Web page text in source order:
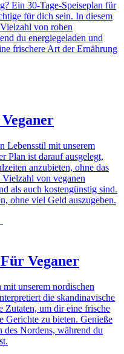
Ein 30-Tage-Speiseplan für
für dich sein. In diesem
von rohen
du energiegeladen und
frischere Art der Ernährung
Lebensstil mit unserem
Plan ist darauf ausgelegt,
anzubieten, ohne das
von veganen
als auch kostengünstig sind.
ohne viel Geld auszugeben.
Veganer
unserem nordischen
die skandinavische
Zutaten, um dir eine frische
Gerichte zu bieten. Genieße
des Nordens, während du